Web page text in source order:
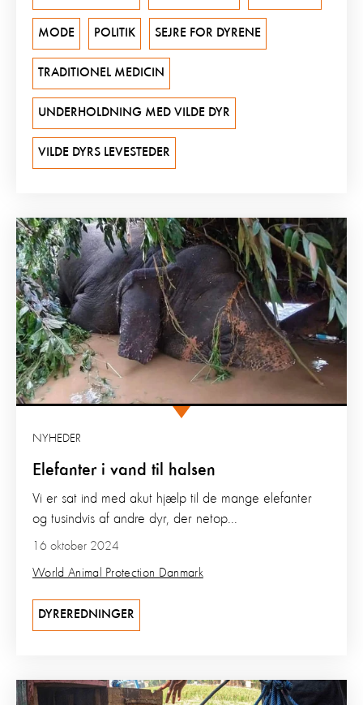
MODE POLITIK SEJRE FOR DYRENE
TRADITIONEL MEDICIN
UNDERHOLDNING MED VILDE DYR
VILDE DYRS LEVESTEDER
Elefanter i vand til halsen
NYHEDER
16 oktober 2024
World Animal Protection Danmark
Vi er sat ind med akut hjælp til de mange elefanter
og tusindvis af andre dyr, der netop...
DYREREDNINGER